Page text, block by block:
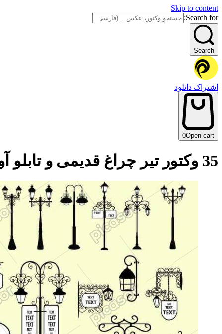
Skip to content
Search for:
Search
اشتراک دانلود
0Open cart
35 وکتور تیر چراغ قدیمی و تابلو آویزی فرفورژه کلاسیک وینتیج خیابانی